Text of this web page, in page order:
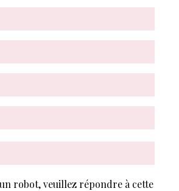
robot, veuillez répondre à cette